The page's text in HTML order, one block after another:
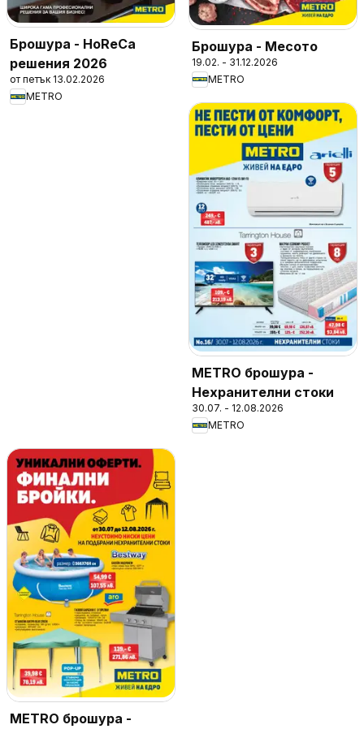
Брошура - HoReCa
решения 2026
от петък 13.02.2026
METRO
Брошура - Месото
19.02. - 31.12.2026
METRO
METRO брошура -
Нехранителни стоки
30.07. - 12.08.2026
METRO
METRO брошура -